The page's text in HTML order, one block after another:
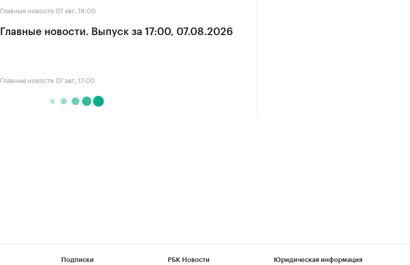
Главные новости 07 авг, 18:00
Главные новости. Выпуск за 17:00, 07.08.2026
Главные новости 07 авг, 17:00
Подписки РБК Новости Юридическая информация